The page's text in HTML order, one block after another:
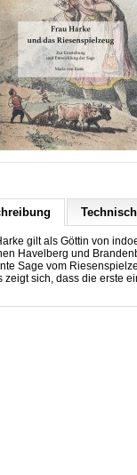
gilt als Göttin von
Havelberg und
Sage vom
zeigt sich, dass die erste